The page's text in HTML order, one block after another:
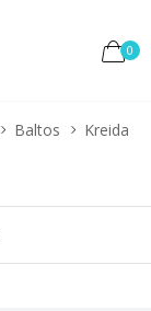
0
Baltos Kreida